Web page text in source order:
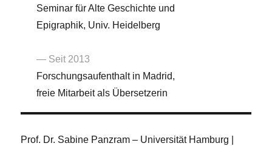
Seminar für Alte Geschichte und
Epigraphik, Univ. Heidelberg
— Seit 2013
Forschungsaufenthalt in Madrid,
freie Mitarbeit als Übersetzerin
Prof. Dr. Sabine Panzram – Universität Hamburg |